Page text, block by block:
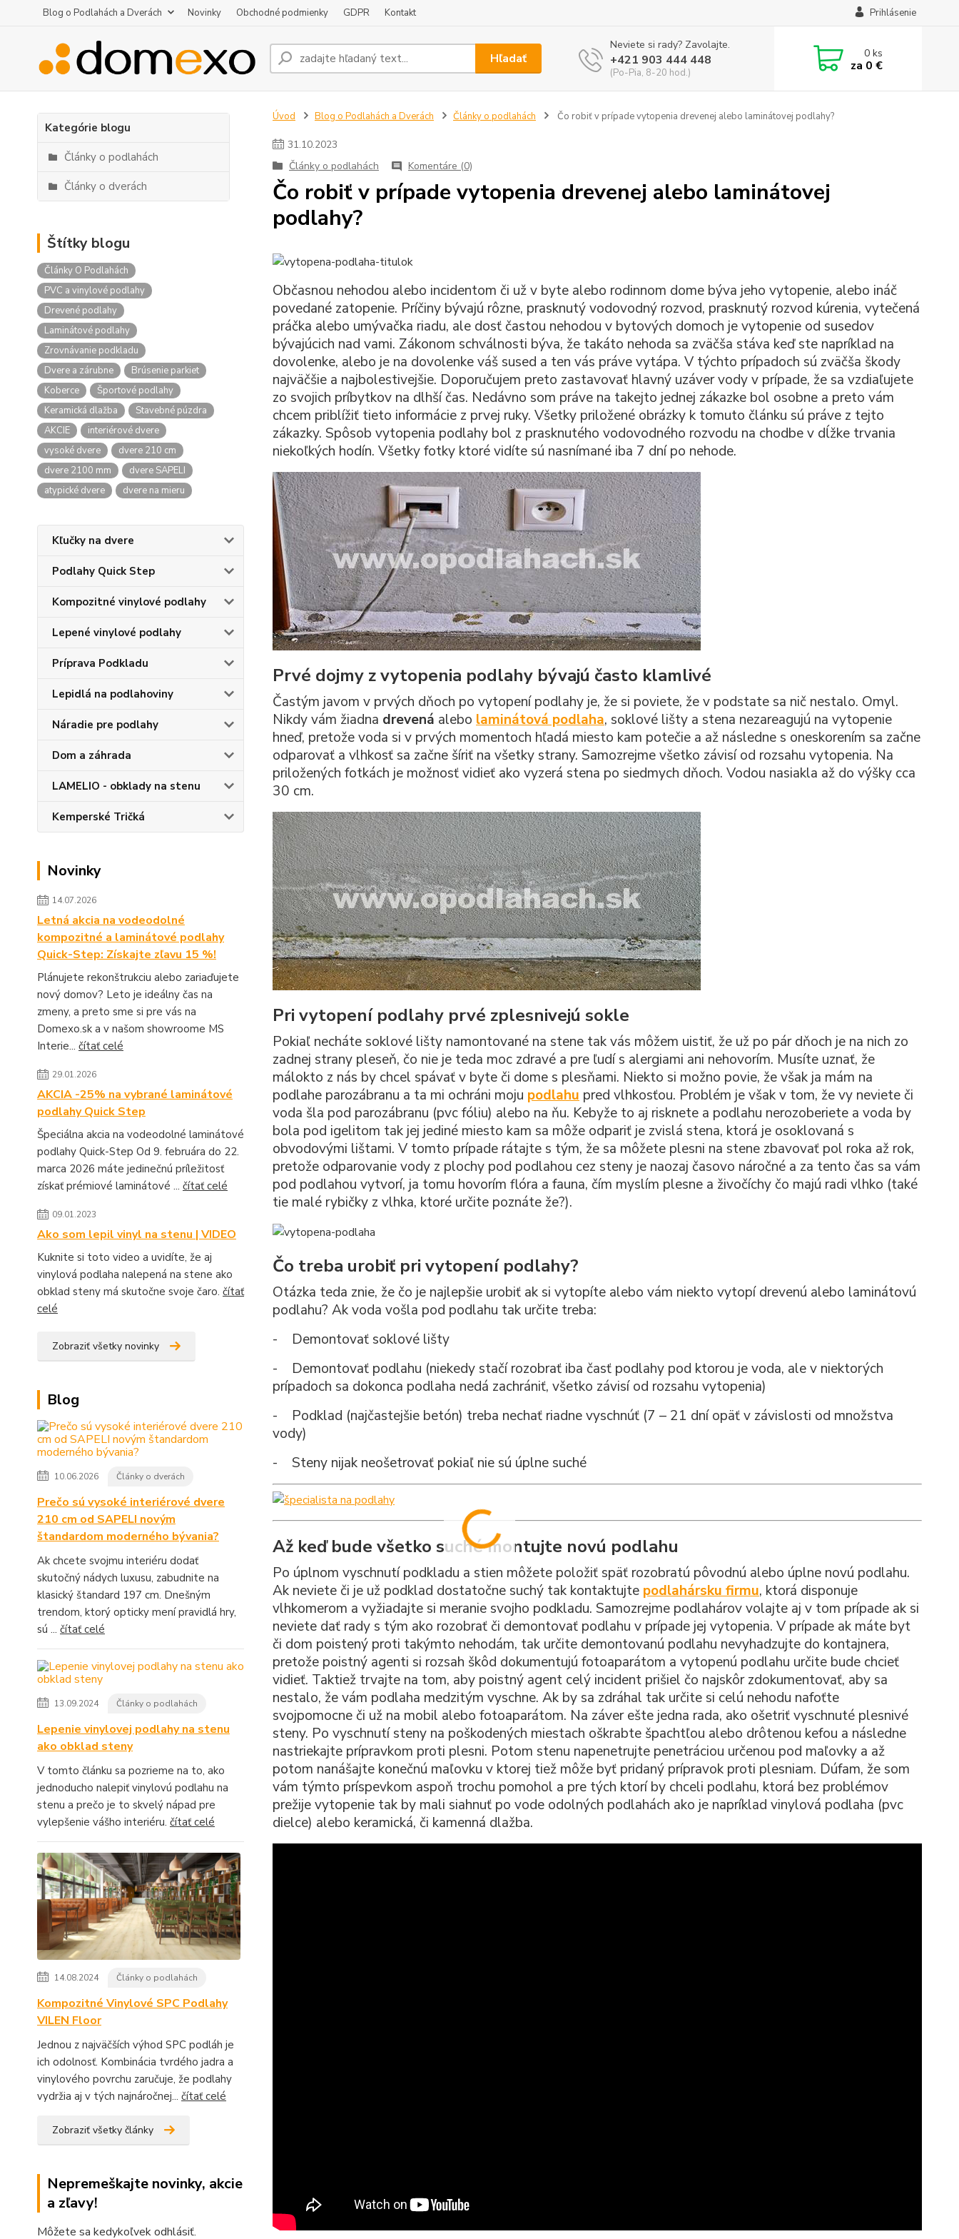
Blog o Podlahách a Dverách Novinky Obchodné podmienky GDPR Kontakt Prihlásenie
Hľadať
Neviete si rady? Zavolajte.
+421 903 444 448
(Po-Pia, 8-20 hod.)
0ks
za 0 €
Kategórie blogu
Články o podlahách
Články o dverách
Štítky blogu
Články O Podlahách
PVC a vinylové podlahy
Drevené podlahy
Laminátové podlahy
Zrovnávanie podkladu
Dvere a zárubne
Brúsenie parkiet
Koberce
Športové podlahy
Keramická dlažba
Stavebné púzdra
AKCIE
interiérové dvere
vysoké dvere
dvere 210 cm
dvere 2100 mm
dvere SAPELI
atypické dvere
dvere na mieru
Kľučky na dvere
Podlahy Quick Step
Kompozitné vinylové podlahy
Lepené vinylové podlahy
Príprava Podkladu
Lepidlá na podlahoviny
Náradie pre podlahy
Dom a záhrada
LAMELIO - obklady na stenu
Kemperské Tričká
Novinky
14.07.2026
Letná akcia na vodeodolné
kompozitné a laminátové podlahy
Quick-Step: Získajte zľavu 15 %!
Plánujete rekonštrukciu alebo zariaďujete
nový domov? Leto je ideálny čas na
zmeny, a preto sme si pre vás na
Domexo.sk a v našom showroome MS
Interie... čítať celé
29.01.2026
AKCIA -25% na vybrané laminátové
podlahy Quick Step
Špeciálna akcia na vodeodolné laminátové
podlahy Quick-Step Od 9. februára do 22.
marca 2026 máte jedinečnú príležitosť
získať prémiové laminátové ... čítať celé
09.01.2023
Ako som lepil vinyl na stenu | VIDEO
Kuknite si toto video a uvidíte, že aj
vinylová podlaha nalepená na stene ako
obklad steny má skutočne svoje čaro. čítať
celé
Zobraziť všetky novinky
Blog
10.06.2026 Články o dverách
Prečo sú vysoké interiérové dvere
210 cm od SAPELI novým
štandardom moderného bývania?
Ak chcete svojmu interiéru dodať
skutočný nádych luxusu, zabudnite na
klasický štandard 197 cm. Dnešným
trendom, ktorý opticky mení pravidlá hry,
sú ... čítať celé
13.09.2024 Články o podlahách
Lepenie vinylovej podlahy na stenu
ako obklad steny
V tomto článku sa pozrieme na to, ako
jednoducho nalepiť vinylovú podlahu na
stenu a prečo je to skvelý nápad pre
vylepšenie vášho interiéru. čítať celé
14.08.2024 Články o podlahách
Kompozitné Vinylové SPC Podlahy
VILEN Floor
Jednou z najväčších výhod SPC podláh je
ich odolnosť. Kombinácia tvrdého jadra a
vinylového povrchu zaručuje, že podlahy
vydržia aj v tých najnáročnej... čítať celé
Zobraziť všetky články
Nepremeškajte novinky, akcie
a zľavy!
Môžete sa kedykoľvek odhlásiť.
Úvod Blog o Podlahách a Dverách Články o podlahách Čo robiť v prípade vytopenia drevenej alebo laminátovej podlahy?
31.10.2023
Články o podlahách
Komentáre (0)
Čo robiť v prípade vytopenia drevenej alebo laminátovej
podlahy?
Občasnou nehodou alebo incidentom či už v byte alebo rodinnom dome býva jeho vytopenie, alebo ináč
povedané zatopenie. Príčiny bývajú rôzne, prasknutý vodovodný rozvod, prasknutý rozvod kúrenia, vytečená
práčka alebo umývačka riadu, ale dosť častou nehodou v bytových domoch je vytopenie od susedov
bývajúcich nad vami. Zákonom schválnosti býva, že takáto nehoda sa zväčša stáva keď ste napríklad na
dovolenke, alebo je na dovolenke váš sused a ten vás práve vytápa. V týchto prípadoch sú zväčša škody
najväčšie a najbolestivejšie. Doporučujem preto zastavovať hlavný uzáver vody v prípade, že sa vzdiaľujete
zo svojich príbytkov na dlhší čas. Nedávno som práve na takejto jednej zákazke bol osobne a preto vám
chcem priblížiť tieto informácie z prvej ruky. Všetky priložené obrázky k tomuto článku sú práve z tejto
zákazky. Spôsob vytopenia podlahy bol z prasknutého vodovodného rozvodu na chodbe v dĺžke trvania
niekoľkých hodín. Všetky fotky ktoré vidíte sú nasnímané iba 7 dní po nehode.
Prvé dojmy z vytopenia podlahy bývajú často klamlivé
Častým javom v prvých dňoch po vytopení podlahy je, že si poviete, že v podstate sa nič nestalo. Omyl.
Nikdy vám žiadna drevená alebo laminátová podlaha, soklové lišty a stena nezareagujú na vytopenie
hneď, pretože voda si v prvých momentoch hľadá miesto kam potečie a až následne s oneskorením sa začne
odparovať a vlhkosť sa začne šíriť na všetky strany. Samozrejme všetko závisí od rozsahu vytopenia. Na
priložených fotkách je možnosť vidieť ako vyzerá stena po siedmych dňoch. Vodou nasiakla až do výšky cca
30 cm.
Pri vytopení podlahy prvé zplesnivejú sokle
Pokiaľ necháte soklové lišty namontované na stene tak vás môžem uistiť, že už po pár dňoch je na nich zo
zadnej strany pleseň, čo nie je teda moc zdravé a pre ľudí s alergiami ani nehovorím. Musíte uznať, že
málokto z nás by chcel spávať v byte či dome s plesňami. Niekto si možno povie, že však ja mám na
podlahe parozábranu a ta mi ochráni moju podlahu pred vlhkosťou. Problém je však v tom, že vy neviete či
voda šla pod parozábranu (pvc fóliu) alebo na ňu. Kebyže to aj risknete a podlahu nerozoberiete a voda by
bola pod igelitom tak jej jediné miesto kam sa môže odpariť je zvislá stena, ktorá je osoklovaná s
obvodovými lištami. V tomto prípade rátajte s tým, že sa môžete plesni na stene zbavovať pol roka až rok,
pretože odparovanie vody z plochy pod podlahou cez steny je naozaj časovo náročné a za tento čas sa vám
pod podlahou vytvorí, ja tomu hovorím flóra a fauna, čím myslím plesne a živočíchy čo majú radi vlhko (také
tie malé rybičky z vlhka, ktoré určite poznáte že?).
Čo treba urobiť pri vytopení podlahy?
Otázka teda znie, že čo je najlepšie urobiť ak si vytopíte alebo vám niekto vytopí drevenú alebo laminátovú
podlahu? Ak voda vošla pod podlahu tak určite treba:
- Demontovať soklové lišty
- Demontovať podlahu (niekedy stačí rozobrať iba časť podlahy pod ktorou je voda, ale v niektorých
prípadoch sa dokonca podlaha nedá zachrániť, všetko závisí od rozsahu vytopenia)
- Podklad (najčastejšie betón) treba nechať riadne vyschnúť (7 – 21 dní opäť v závislosti od množstva
vody)
- Steny nijak neošetrovať pokiaľ nie sú úplne suché
Až keď bude všetko suché montujte novú podlahu
Po úplnom vyschnutí podkladu a stien môžete položiť späť rozobratú pôvodnú alebo úplne novú podlahu.
Ak neviete či je už podklad dostatočne suchý tak kontaktujte podlahársku firmu, ktorá disponuje
vlhkomerom a vyžiadajte si meranie svojho podkladu. Samozrejme podlahárov volajte aj v tom prípade ak si
neviete dať rady s tým ako rozobrať či demontovať podlahu v prípade jej vytopenia. V prípade ak máte byt
či dom poistený proti takýmto nehodám, tak určite demontovanú podlahu nevyhadzujte do kontajnera,
pretože poistný agenti si rozsah škôd dokumentujú fotoaparátom a vytopenú podlahu určite bude chcieť
vidieť. Taktiež trvajte na tom, aby poistný agent celý incident prišiel čo najskôr zdokumentovať, aby sa
nestalo, že vám podlaha medzitým vyschne. Ak by sa zdráhal tak určite si celú nehodu nafoťte
svojpomocne či už na mobil alebo fotoaparátom. Na záver ešte jedna rada, ako ošetriť vyschnuté plesnivé
steny. Po vyschnutí steny na poškodených miestach oškrabte špachtľou alebo drôtenou kefou a následne
nastriekajte prípravkom proti plesni. Potom stenu napenetrujte penetráciou určenou pod maľovky a až
potom nanášajte konečnú maľovku v ktorej tiež môže byť pridaný prípravok proti plesniam. Dúfam, že som
vám týmto príspevkom aspoň trochu pomohol a pre tých ktorí by chceli podlahu, ktorá bez problémov
prežije vytopenie tak by mali siahnuť po vode odolných podlahách ako je napríklad vinylová podlaha (pvc
dielce) alebo keramická, či kamenná dlažba.